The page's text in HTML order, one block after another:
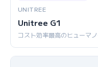
UNITREE
Unitree G1
コスト効率最高のヒューマ